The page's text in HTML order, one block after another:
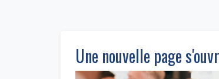
Une nouvelle page